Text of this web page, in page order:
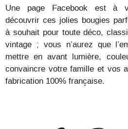
Une page Facebook est à
découvrir ces jolies bougies
à souhait pour toute déco,
vintage ; vous n’aurez que
mettre en avant lumière,
convaincre votre famille et vos
fabrication 100% française.